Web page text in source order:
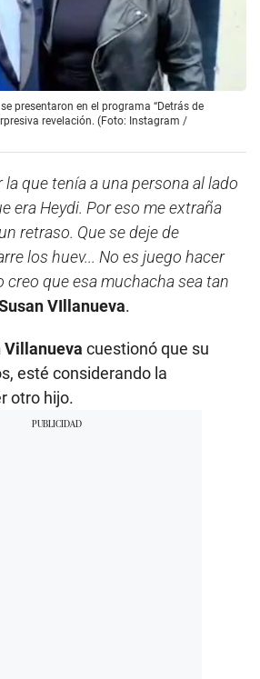
presentaron en el programa “Detrás de
revelación. (Foto: Instagram /
la que tenía a una persona al lado
era Heydi. Por eso me extraña
retraso. Que se deje de
los huev... No es juego hacer
creo que esa muchacha sea tan
VIllanueva.
Villanueva cuestionó que su
esté considerando la
otro hijo.